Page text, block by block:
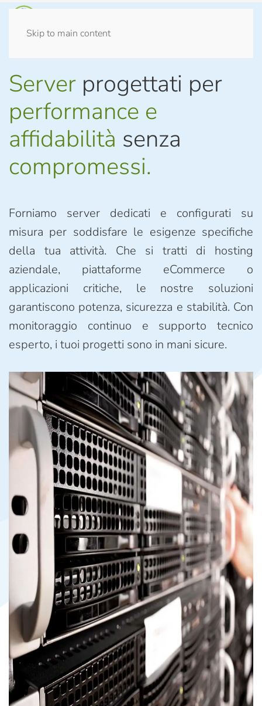
Skip to main content
Server progettati per
performance e
affidabilità senza
compromessi.
Forniamo server dedicati e configurati su
misura per soddisfare le esigenze specifiche
della tua attività. Che si tratti di hosting
aziendale, piattaforme eCommerce o
applicazioni critiche, le nostre soluzioni
garantiscono potenza, sicurezza e stabilità. Con
monitoraggio continuo e supporto tecnico
esperto, i tuoi progetti sono in mani sicure.